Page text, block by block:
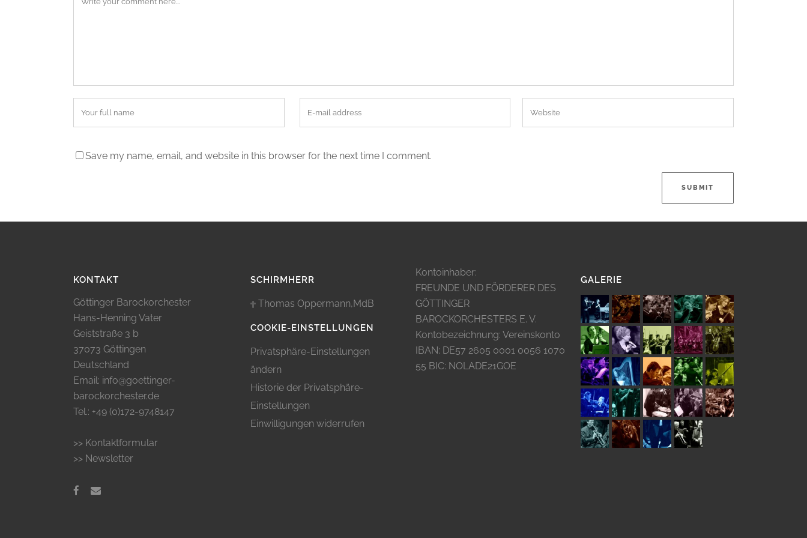
Save my name, email, and website in this browser for the next time I comment.
KONTAKT
Göttinger Barockorchester
Hans-Henning Vater
Geiststraße 3 b
37073 Göttingen
Deutschland
Email: info@goettinger-
barockorchester.de
Tel.: +49 (0)172-9748147
>> Kontaktformular
>> Newsletter
SCHIRMHERR
Thomas Oppermann,MdB
COOKIE-EINSTELLUNGEN
Privatsphäre-Einstellungen
ändern
Historie der Privatsphäre-
Einstellungen
Einwilligungen widerrufen
Kontoinhaber:
FREUNDE UND FÖRDERER DES
GÖTTINGER
BAROCKORCHESTERS E. V.
Kontobezeichnung: Vereinskonto
IBAN: DE57 2605 0001 0056 1070
55 BIC: NOLADE21GOE
GALERIE